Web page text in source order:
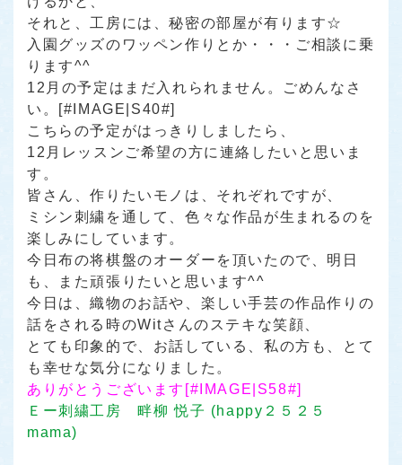
それと、工房には、秘密の部屋が有ります☆
入園グッズのワッペン作りとか・・・ご相談に乗
ります^^
12月の予定はまだ入れられません。ごめんなさ
い。[#IMAGE|S40#]
こちらの予定がはっきりしましたら、
12月レッスンご希望の方に連絡したいと思いま
す。
皆さん、作りたいモノは、それぞれですが、
ミシン刺繍を通して、色々な作品が生まれるのを
楽しみにしています。
今日布の将棋盤のオーダーを頂いたので、明日
も、また頑張りたいと思います^^
今日は、織物のお話や、楽しい手芸の作品作りの
話をされる時のWitさんのステキな笑顔、
とても印象的で、お話している、私の方も、とて
も幸せな気分になりました。
ありがとうございます [#IMAGE|S58#]
Ｅー刺繍工房 畔柳 悦子 (happy２５２５
mama)